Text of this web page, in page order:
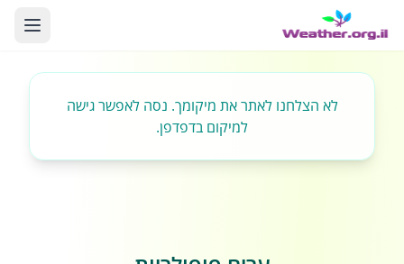
לא הצלחנו לאתר את מיקומך. נסה לאפשר גישה
למיקום בדפדפן.